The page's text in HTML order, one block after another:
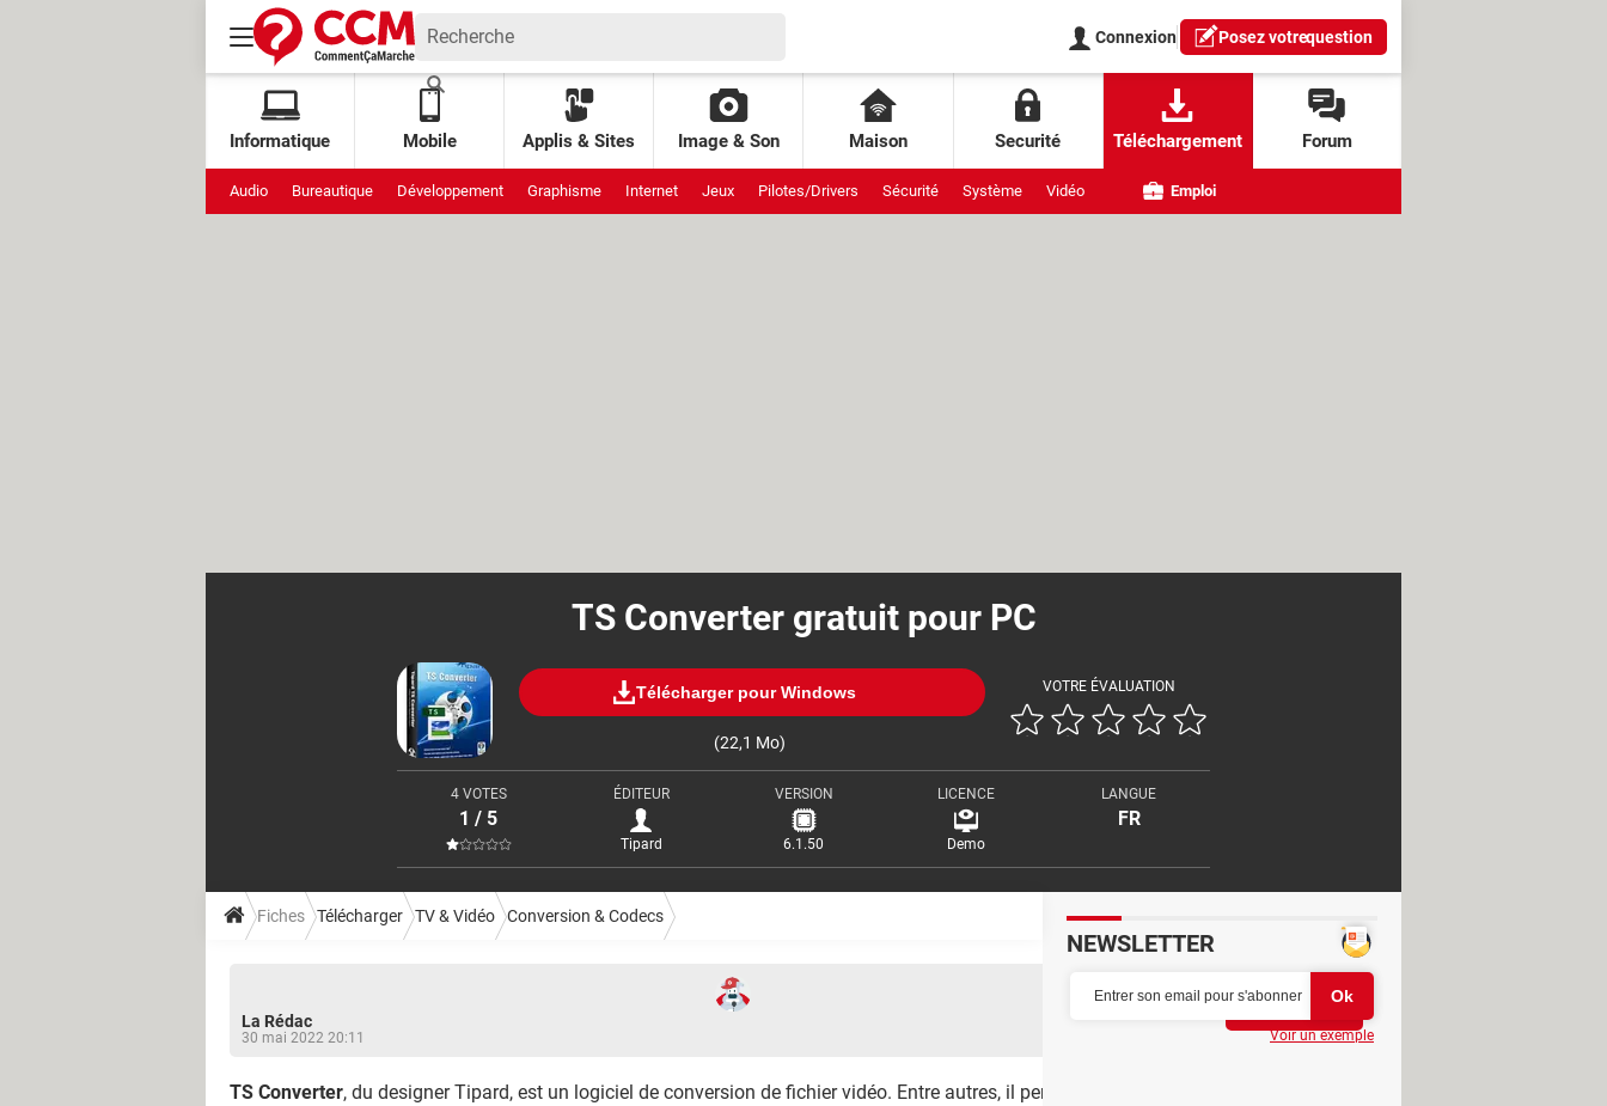
Connexion Posez votrequestion
Informatique Mobile Applis & Sites Image & Son Maison Securité Téléchargement Forum
Audio Bureautique Développement Graphisme Internet Jeux Pilotes/Drivers Sécurité Système Vidéo Emploi
TS Converter gratuit pour PC
Télécharger pour Windows
(22,1 Mo)
VOTRE ÉVALUATION
4 VOTES
1 / 5
ÉDITEUR
Tipard
VERSION
6.1.50
LICENCE
Demo
LANGUE
FR
Fiches Télécharger TV & Vidéo Conversion & Codecs
La Rédac
30 mai 2022 20:11
TS Converter, du designer Tipard, est un logiciel de conversion de fichier vidéo. Entre autres, il permet de convertir les vidéos au format
NEWSLETTER
Voir un exemple